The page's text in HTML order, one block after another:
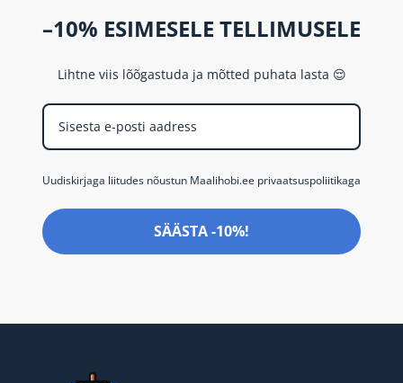
–10% ESIMESELE TELLIMUSELE
Lihtne viis lõõgastuda ja mõtted puhata lasta 😌
Uudiskirjaga liitudes nõustun Maalihobi.ee privaatsuspoliitikaga
SÄÄSTA -10%!